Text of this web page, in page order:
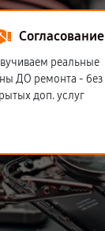
Согласование
реальные
ДО ремонта - без
доп. услуг